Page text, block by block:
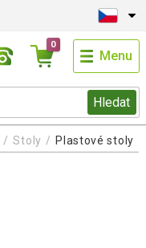
Hledat
0
Menu
Stoly Plastové stoly